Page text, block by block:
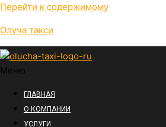
Перейти к содержимому
Олуча такси
Меню
ГЛАВНАЯ
О КОМПАНИИ
УСЛУГИ